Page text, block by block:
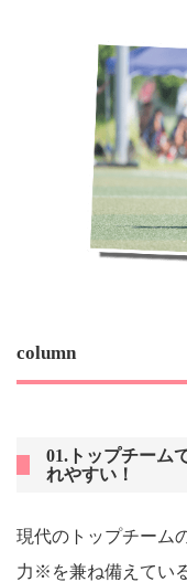
column
01.トップチーム
れやすい！
現代のトップチーム
力※を兼ね備えてい